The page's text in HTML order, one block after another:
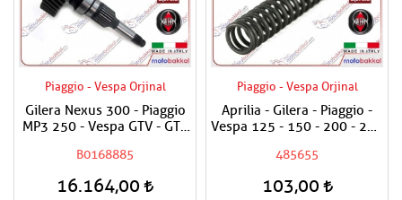
Piaggio - Vespa Orjinal
Gilera Nexus 300 - Piaggio
MP3 250 - Vespa GTV - GTS
Tekerlek Mili Komple
B0168885
16.164,00
Piaggio - Vespa Orjinal
Aprilia - Gilera - Piaggio -
Vespa 125 - 150 - 200 - 250
Basınç Sübap Yayı
485655
103,00